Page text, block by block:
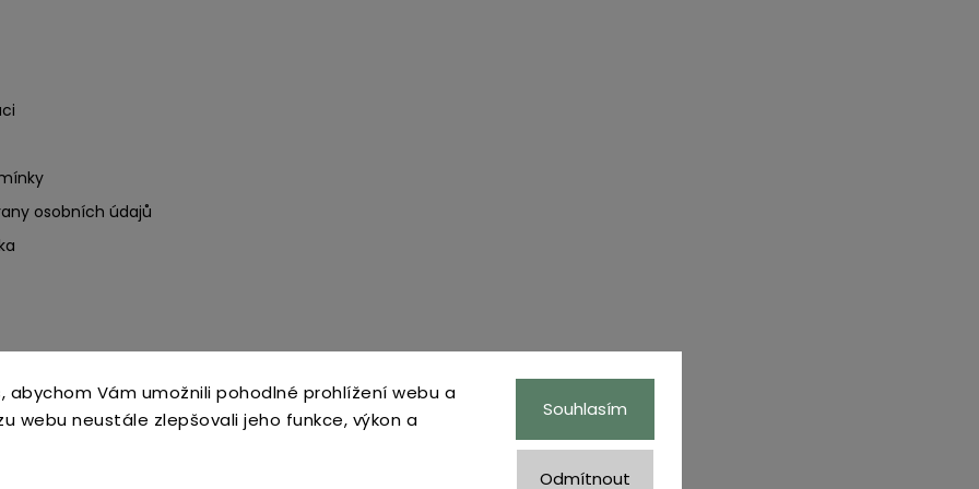
abychom Vám umožnili pohodlné prohlížení webu a
webu neustále zlepšovali jeho funkce, výkon a
Odmítnout
Souhlasím
osobních údajů
Copyright 2026Ecoteeno. Všechna práva vyhrazena.
Upravit nastavení cookies